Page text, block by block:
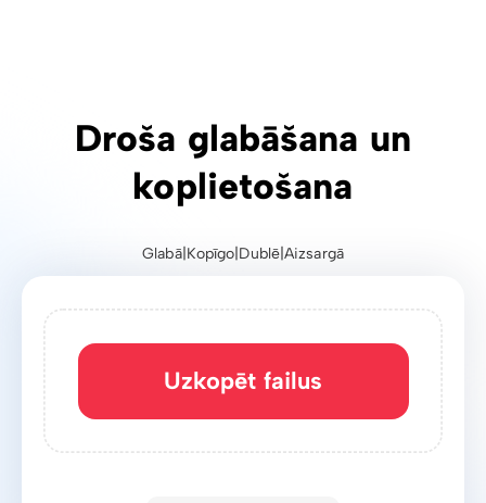
Droša glabāšana un
koplietošana
Glabā| Kopīgo Dublē|Aizsargā
Uzkopēt failus